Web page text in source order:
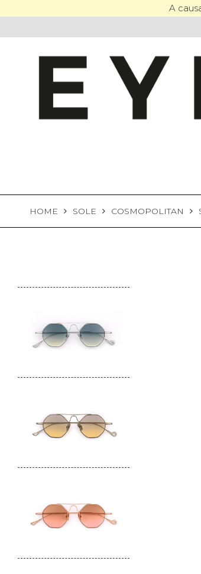
content
A
HOME SOLE COSMOPOLITAN